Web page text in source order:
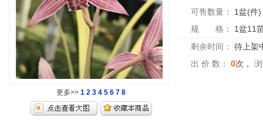
更多>> 1 2 3 4 5 6 7 8
可售数量： 1盆(件)
规 格：
1盆11
剩余时间：
待上架
出 价 数：
0次，